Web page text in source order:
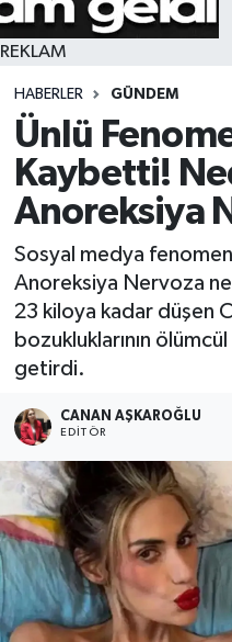
REKLAM
HABERLER GÜNDEM
Ünlü
Kaybetti!
Anoreksiya
Sosyal medya
Anoreksiya Nervoza
23 kiloya kadar düşen
bozukluklarının
getirdi.
CANAN AŞKAROĞLU
EDITÖR